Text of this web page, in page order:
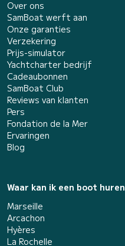
Over ons
SamBoat werft aan
Onze garanties
Verzekering
Prijs-simulator
Yachtcharter bedrijf
Cadeaubonnen
SamBoat Club
Reviews van klanten
Pers
Fondation de la Mer
Ervaringen
Blog
Waar kan ik een boot huren
Marseille
Arcachon
Hyères
La Rochelle